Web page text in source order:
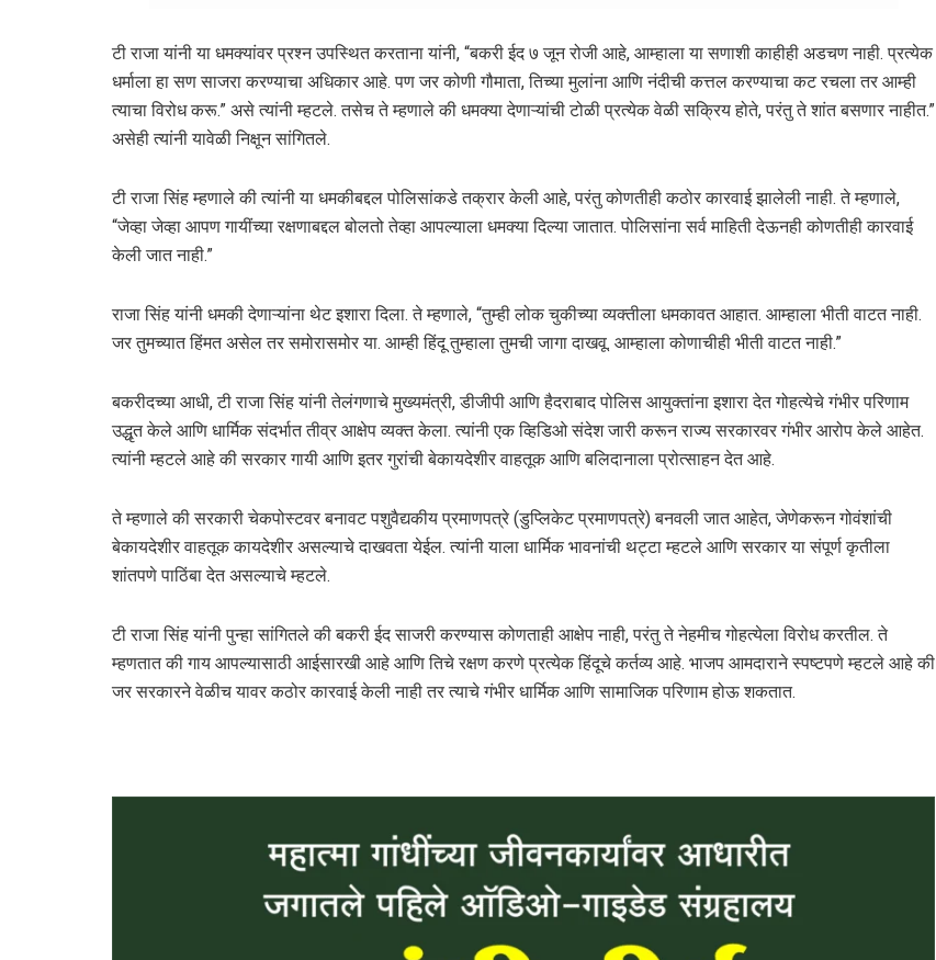
टी राजा यांनी या धमक्यांवर प्रश्न उपस्थित करताना यांनी, “बकरी ईद ७ जून रोजी आहे, आम्हाला या सणाशी काहीही अडचण नाही. प्रत्येक
धर्माला हा सण साजरा करण्याचा अधिकार आहे. पण जर कोणी गौमाता, तिच्या मुलांना आणि नंदीची कत्तल करण्याचा कट रचला तर आम्ही
त्याचा विरोध करू.” असे त्यांनी म्हटले. तसेच ते म्हणाले की धमक्या देणाऱ्यांची टोळी प्रत्येक वेळी सक्रिय होते, परंतु ते शांत बसणार नाहीत.”
असेही त्यांनी यावेळी निक्षून सांगितले.
टी राजा सिंह म्हणाले की त्यांनी या धमकीबद्दल पोलिसांकडे तक्रार केली आहे, परंतु कोणतीही कठोर कारवाई झालेली नाही. ते म्हणाले,
“जेव्हा जेव्हा आपण गायींच्या रक्षणाबद्दल बोलतो तेव्हा आपल्याला धमक्या दिल्या जातात. पोलिसांना सर्व माहिती देऊनही कोणतीही कारवाई
केली जात नाही.”
राजा सिंह यांनी धमकी देणाऱ्यांना थेट इशारा दिला. ते म्हणाले, “तुम्ही लोक चुकीच्या व्यक्तीला धमकावत आहात. आम्हाला भीती वाटत नाही.
जर तुमच्यात हिंमत असेल तर समोरासमोर या. आम्ही हिंदू तुम्हाला तुमची जागा दाखवू. आम्हाला कोणाचीही भीती वाटत नाही.”
बकरीदच्या आधी, टी राजा सिंह यांनी तेलंगणाचे मुख्यमंत्री, डीजीपी आणि हैदराबाद पोलिस आयुक्तांना इशारा देत गोहत्येचे गंभीर परिणाम
उद्धृत केले आणि धार्मिक संदर्भात तीव्र आक्षेप व्यक्त केला. त्यांनी एक व्हिडिओ संदेश जारी करून राज्य सरकारवर गंभीर आरोप केले आहेत.
त्यांनी म्हटले आहे की सरकार गायी आणि इतर गुरांची बेकायदेशीर वाहतूक आणि बलिदानाला प्रोत्साहन देत आहे.
ते म्हणाले की सरकारी चेकपोस्टवर बनावट पशुवैद्यकीय प्रमाणपत्रे (डुप्लिकेट प्रमाणपत्रे) बनवली जात आहेत, जेणेकरून गोवंशांची
बेकायदेशीर वाहतूक कायदेशीर असल्याचे दाखवता येईल. त्यांनी याला धार्मिक भावनांची थट्टा म्हटले आणि सरकार या संपूर्ण कृतीला
शांतपणे पाठिंबा देत असल्याचे म्हटले.
टी राजा सिंह यांनी पुन्हा सांगितले की बकरी ईद साजरी करण्यास कोणताही आक्षेप नाही, परंतु ते नेहमीच गोहत्येला विरोध करतील. ते
म्हणतात की गाय आपल्यासाठी आईसारखी आहे आणि तिचे रक्षण करणे प्रत्येक हिंदूचे कर्तव्य आहे. भाजप आमदाराने स्पष्टपणे म्हटले आहे की
जर सरकारने वेळीच यावर कठोर कारवाई केली नाही तर त्याचे गंभीर धार्मिक आणि सामाजिक परिणाम होऊ शकतात.